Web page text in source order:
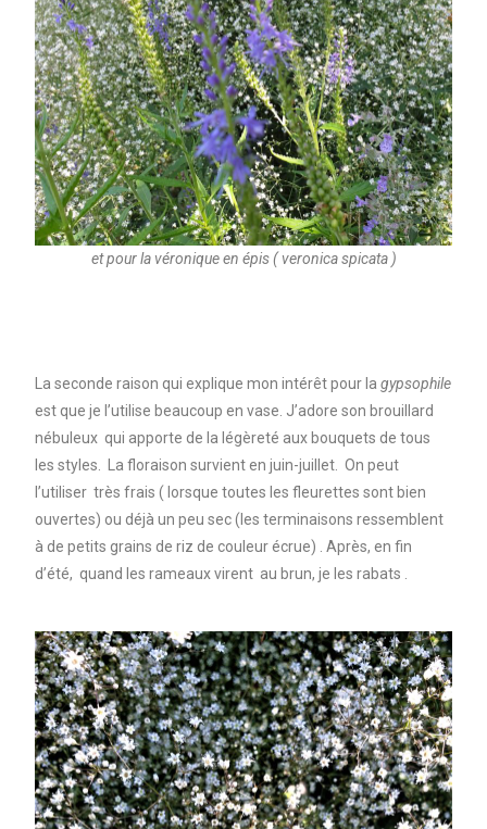
et pour la véronique en épis ( veronica spicata )
La seconde raison qui explique mon intérêt pour la gypsophile
est que je l’utilise beaucoup en vase. J’adore son brouillard
nébuleux qui apporte de la légèreté aux bouquets de tous
les styles. La floraison survient en juin-juillet. On peut
l’utiliser très frais ( lorsque toutes les fleurettes sont bien
ouvertes) ou déjà un peu sec (les terminaisons ressemblent
à de petits grains de riz de couleur écrue) . Après, en fin
d’été, quand les rameaux virent au brun, je les rabats .